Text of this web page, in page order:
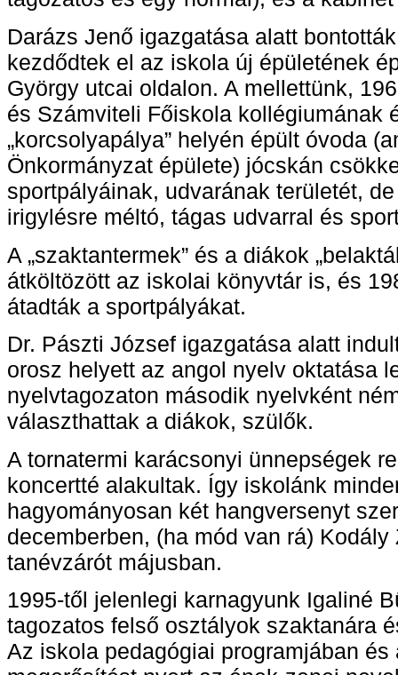
Darázs Jenő igazgatása alatt
kezdődtek el az iskola új épületének
György utcai oldalon. A mellettünk,
és Számviteli Főiskola kollégiumának
„korcsolyapálya” helyén épült óvoda
Önkormányzat épülete) jócskán
sportpályáinak, udvarának területét,
irigylésre méltó, tágas udvarral és
A „szaktantermek” és a diákok
átköltözött az iskolai könyvtár is, és
átadták a sportpályákat.
Dr. Pászti József igazgatása alatt
orosz helyett az angol nyelv oktatása
nyelvtagozaton második nyelvként
választhattak a diákok, szülők.
A tornatermi karácsonyi ünnepségek
koncertté alakultak. Így iskolánk
hagyományosan két hangversenyt
decemberben, (ha mód van rá)
tanévzárót májusban.
1995-től jelenlegi karnagyunk Igaliné
tagozatos felső osztályok szaktanára
Az iskola pedagógiai programjában és